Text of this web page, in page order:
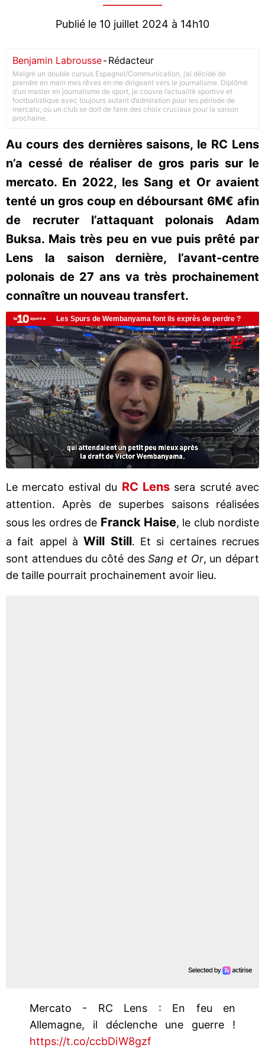
Publié le 10 juillet 2024 à 14h10
Benjamin Labrousse-Rédacteur
Malgré un double cursus Espagnol/Communication, j’ai décidé de
prendre en main mes rêves en me dirigeant vers le journalisme. Diplômé
d’un master en journalisme de sport, je couvre l’actualité sportive et
footballistique avec toujours autant d’admiration pour les période de
mercato, où un club se doit de faire des choix cruciaux pour la saison
prochaine.
Au cours des dernières saisons, le RC Lens
n’a cessé de réaliser de gros paris sur le
mercato. En 2022, les Sang et Or avaient
tenté un gros coup en déboursant 6M€ afin
de recruter l’attaquant polonais Adam
Buksa. Mais très peu en vue puis prêté par
Lens la saison dernière, l’avant-centre
polonais de 27 ans va très prochainement
connaître un nouveau transfert.
Le mercato estival du RC Lens sera scruté avec
attention. Après de superbes saisons réalisées
sous les ordres de Franck Haise, le club nordiste
a fait appel àWill Still. Et si certaines recrues
sont attendues du côté desSang et Or, un départ
de taille pourrait prochainement avoir lieu.
Mercato - RC Lens : En feu en
Allemagne, il déclenche une guerre !
https://t.co/ccbDiW8gzf